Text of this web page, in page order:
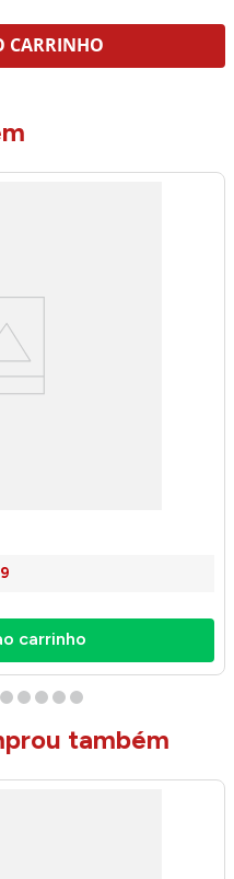
CARRINHO
101003 - Milka
carrinho
também